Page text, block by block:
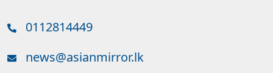
0112814449
news@asianmirror.lk